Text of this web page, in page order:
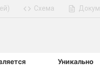
Схема
Уникально